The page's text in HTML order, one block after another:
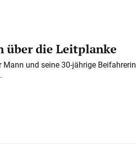
über die Leitplanke
und seine 30-jährige Beifahrerin